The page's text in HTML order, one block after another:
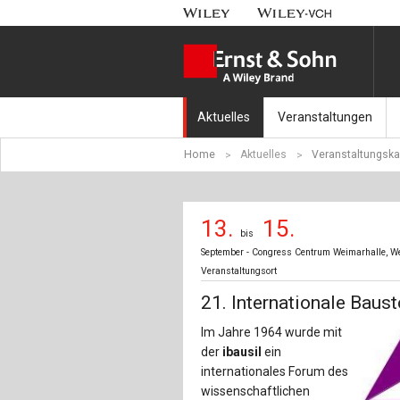
Aktuelles
Nachrichten
Aktuell erschienen
Erscheint in Kürze
Veranstaltungen
Münchener
Fachkonferenz
Symposium
Beton-Kalender-Tag
Home Aktuelles
13. bis 15.
September - Congress Centrum Weimarhalle,
Veranstaltungsort
21. Internationale
Im Jahre 1964 wurde mit
der ibausil ein
internationales Forum des
wissenschaftlichen